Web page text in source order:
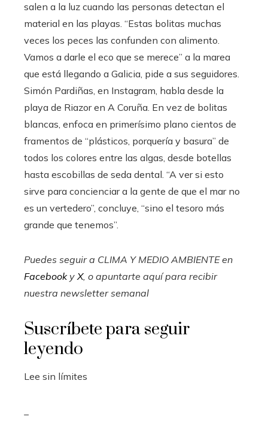
salen a la luz cuando las personas detectan el
material en las playas. “Estas bolitas muchas
veces los peces las confunden con alimento.
Vamos a darle el eco que se merece” a la marea
que está llegando a Galicia, pide a sus seguidores.
Simón Pardiñas, en Instagram, habla desde la
playa de Riazor en A Coruña. En vez de bolitas
blancas, enfoca en primerísimo plano cientos de
framentos de “plásticos, porquería y basura” de
todos los colores entre las algas, desde botellas
hasta escobillas de seda dental. “A ver si esto
sirve para concienciar a la gente de que el mar no
es un vertedero”, concluye, “sino el tesoro más
grande que tenemos”.
Puedes seguir a CLIMA Y MEDIO AMBIENTE en
FacebookyX, o apuntarte aquí para recibir
nuestra newsletter semanal
Suscríbete para seguir
leyendo
Lee sin límites